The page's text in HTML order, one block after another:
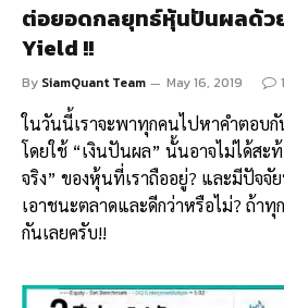
ต่อยอดกลยุทธ์หุ้นปันผลด้ว
Yield !!
By SiamQuant Team May 16, 2019 1
ในวันนี้เราจะพาทุกคนไปหาคำตอบ
โดยใช้ “เงินปันผล” นั้นอาจไม่ได้ส
จริง” ของหุ้นที่เราถืออยู่? และมีปัจ
เอาชนะตลาดและดีกว่าหรือไม่? ถ้า
กันเลยครับ!!